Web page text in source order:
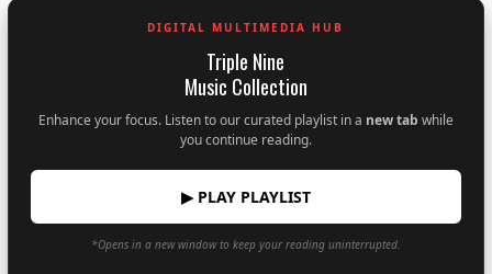
DIGITAL MULTIMEDIA HUB
Triple Nine
Music Collection
Enhance your focus. Listen to our curated playlist in a new tab while
you continue reading.
▶ PLAY PLAYLIST
*Opens in a new window to keep your reading uninterrupted.